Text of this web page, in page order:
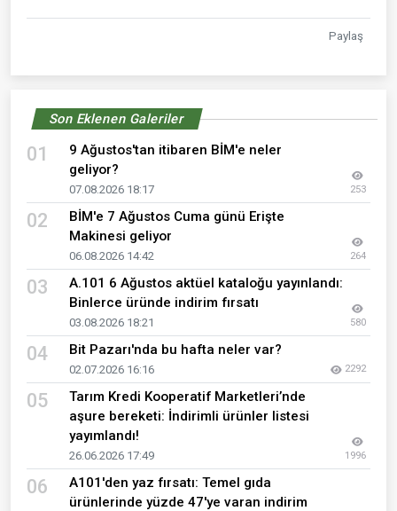
Paylaş
Son Eklenen Galeriler
01
9 Ağustos'tan itibaren BİM'e neler
geliyor?
07.08.2026 18:17 253
02
BİM'e 7 Ağustos Cuma günü Erişte
Makinesi geliyor
06.08.2026 14:42 264
03
A.101 6 Ağustos aktüel kataloğu yayınlandı:
Binlerce üründe indirim fırsatı
03.08.2026 18:21 580
04 Bit Pazarı'nda bu hafta neler var?
02.07.2026 16:16 2292
05
Tarım Kredi Kooperatif Marketleri’nde
aşure bereketi: İndirimli ürünler listesi
yayımlandı!
26.06.2026 17:49 1996
06
A101'den yaz fırsatı: Temel gıda
ürünlerinde yüzde 47'ye varan indirim